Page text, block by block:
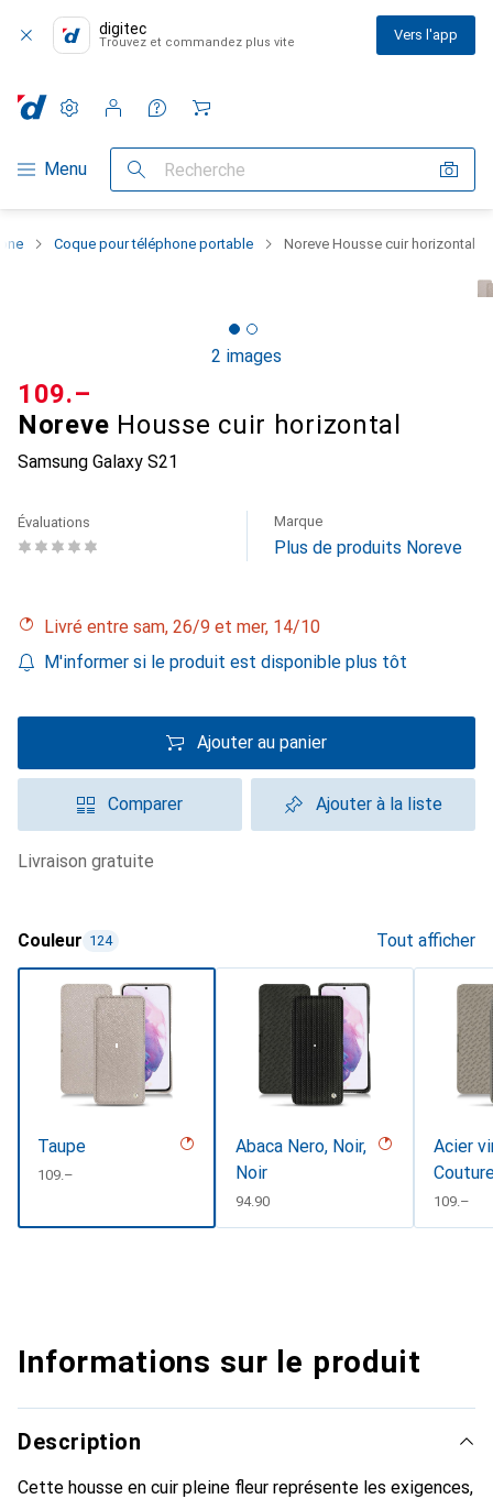
digitec
Trouvez et commandez plus vite Vers l'app
Navigation par catégorie
Menu Recherche
Paramètres
Compte client
Listes de comparaison
Listes d'envies
Panier
Coque pour téléphone portable Noreve Housse cuir horizontal
2 images
Noreve Housse cuir horizontal
Samsung Galaxy S21
CHF
109.–
Évaluations Marque
Plus de produits Noreve
Livré entre sam, 26/9 et mer, 14/10
M'informer si le produit est disponible plus tôt
Ajouter au panier
Comparer Ajouter à la liste
livraison gratuite
Couleur 124 Tout afficher
Taupe
CHF
109.–
Abaca Nero, Noir,
Noir
CHF
94.90
Acier
CHF
109.–
Informations sur le produit
Description
Cette housse en cuir pleine fleur représente les exigences,